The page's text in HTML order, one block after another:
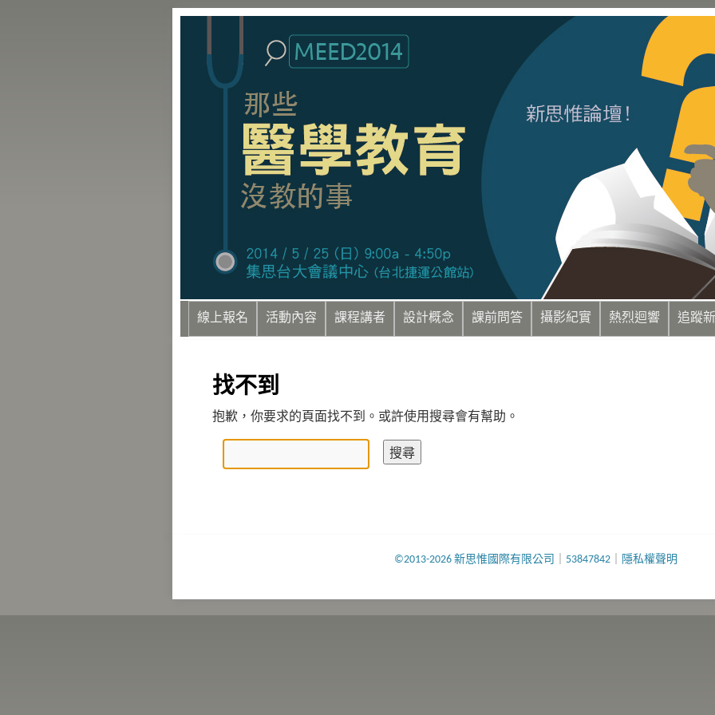
線上報名 活動內容 課程講者 設計概念 課前問答 攝影紀實 熱烈迴響 追蹤
找不到
抱歉，你要求的頁面找不到。或許使用搜尋會有幫助。
©2013-2026 新思惟國際有限公司 53847842｜ 隱私權聲明